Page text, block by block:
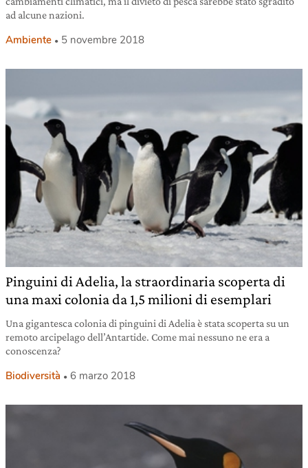
ad alcune nazioni.
Ambiente 5 novembre 2018
Pinguini di Adelia, la straordinaria scoperta di
una maxi colonia da 1,5 milioni di esemplari
Una gigantesca colonia di pinguini di Adelia è stata scoperta su un
remoto arcipelago dell’Antartide. Come mai nessuno ne era a
conoscenza?
Biodiversità 6 marzo 2018